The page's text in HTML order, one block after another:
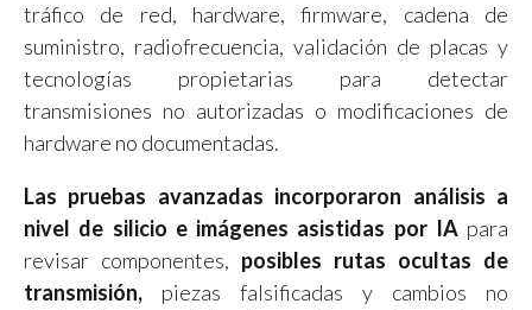
tráfico de red, hardware, firmware, cadena de
suministro, radiofrecuencia, validación de placas y
tecnologías propietarias para detectar
transmisiones no autorizadas o modificaciones de
hardware no documentadas.
Las pruebas avanzadas incorporaron análisis a
nivel de silicio e imágenes asistidas por IApara
revisar componentes, posibles rutas ocultas de
transmisión, piezas falsificadas y cambios no